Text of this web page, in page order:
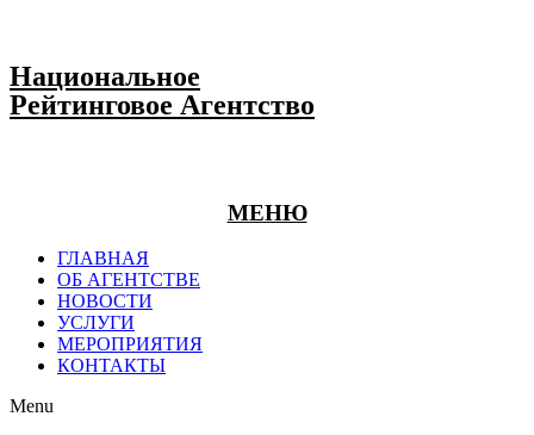
Национальное
Рейтинговое Агентство
МЕНЮ
ГЛАВНАЯ
ОБ АГЕНТСТВЕ
НОВОСТИ
УСЛУГИ
МЕРОПРИЯТИЯ
КОНТАКТЫ
Menu